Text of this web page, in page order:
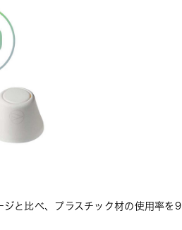
と比べ、プラスチック材の使用率を9